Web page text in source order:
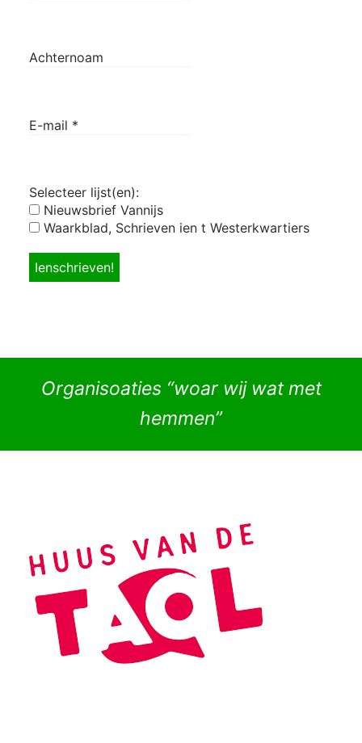
Achternoam
E-mail *
Selecteer lijst(en):
Nieuwsbrief Vannijs
Waarkblad, Schrieven ien t Westerkwartiers
Organisoaties “woar wij wat met
hemmen”